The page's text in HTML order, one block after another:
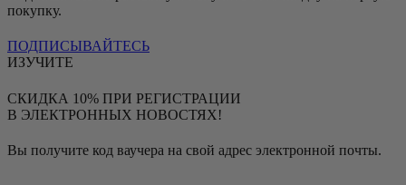
покупку.
ПОДПИСЫВАЙТЕСЬ
ИЗУЧИТЕ
СКИДКА 10% ПРИ РЕГИСТРАЦИИ
В ЭЛЕКТРОННЫХ НОВОСТЯХ!
Вы получите код ваучера на свой адрес электронной почты.